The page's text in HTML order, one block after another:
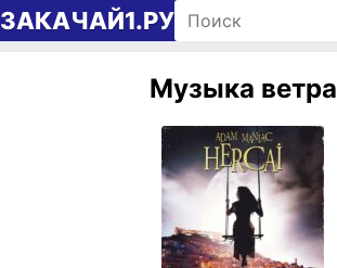
Перейти к содержимому
ЗАКАЧАЙ1.РУ Поиск рингтонов
Музыка ветра